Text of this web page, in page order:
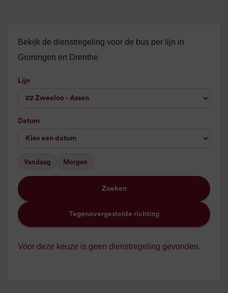
Bekijk de dienstregeling voor de bus per lijn in
Groningen en Drenthe
Lijn
Datum
Vandaag Morgen
Zoeken
Tegenovergestelde richting
Voor deze keuze is geen dienstregeling gevonden.